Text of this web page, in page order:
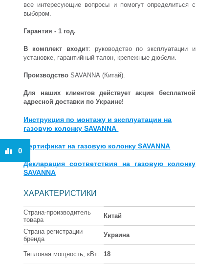
все интересующие вопросы и помогут определиться с
выбором.
Гарантия - 1 год.
В комплект входит: руководство по эксплуатации и
установке, гарантийный талон, крепежные дюбели.
Производство SAVANNA (Китай).
Для наших клиентов действует акция бесплатной
адресной доставки по Украине!
Инструкция по монтажу и эксплуатации на
газовую колонку SAVANNA
Сертификат на газовую колонку SAVANNA
Декларация соответствия на газовую колонку
SAVANNA
ХАРАКТЕРИСТИКИ
Страна-производитель
товара
Китай
Страна регистрации
бренда
Украина
Тепловая мощность, кВт: 18
0